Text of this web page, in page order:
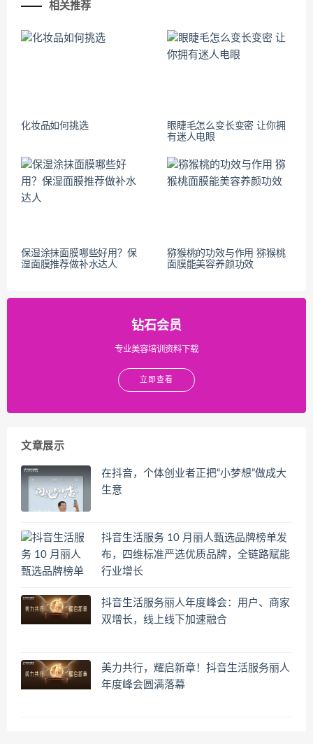
相关推荐
化妆品如何挑选
眼睫毛怎么变长变密 让你拥
有迷人电眼
保湿涂抹面膜哪些好用？保
湿面膜推荐做补水达人
猕猴桃的功效与作用 猕猴桃
面膜能美容养颜功效
钻石会员
专业美容培训资料下载
立即查看
文章展示
在抖音，个体创业者正把“小梦想”做成大
生意
抖音生活服务 10 月丽人甄选品牌榜单发
布，四维标准严选优质品牌，全链路赋能
行业增长
抖音生活服务丽人年度峰会：用户、商家
双增长，线上线下加速融合
美力共行，耀启新章！抖音生活服务丽人
年度峰会圆满落幕